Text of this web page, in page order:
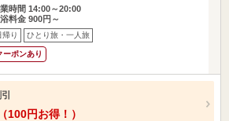
時間 14:00～20:00
料金 900円～
帰り ひとり旅・一人旅
ーポンあり
100円お得！）